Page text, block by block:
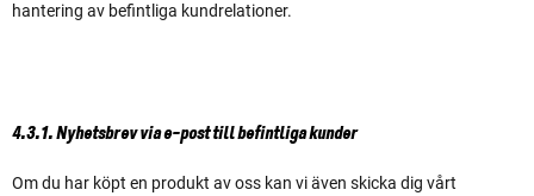
hantering av befintliga kundrelationer.
4.3.1. Nyhetsbrev via e-post till befintliga kunder
Om du har köpt en produkt av oss kan vi även skicka dig vårt